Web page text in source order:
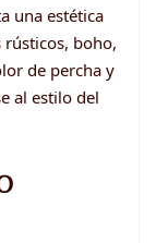
una estética
rústicos, boho,
de percha y
al estilo del